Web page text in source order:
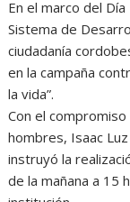
En el marco del
Sistema de
ciudadanía
en la campaña
la vida”.
Con el
hombres, Isaac
instruyó la
de la mañana a 15